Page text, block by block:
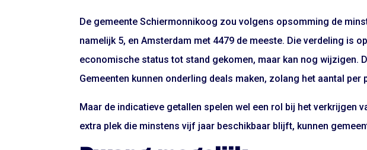
De gemeente Schiermonnikoog zou volgens opsomming de
namelijk 5, en Amsterdam met 4479 de meeste. Die verdeling is
economische status tot stand gekomen, maar kan nog wijzigen.
Gemeenten kunnen onderling deals maken, zolang het aantal
Maar de indicatieve getallen spelen wel een rol bij het verkrijgen
extra plek die minstens vijf jaar beschikbaar blijft, kunnen